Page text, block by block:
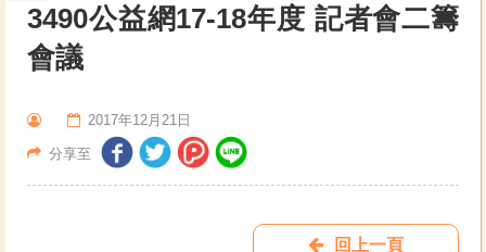
3490公益網17-18年度 記者會二籌
會議
2017年12月21日
分享至
回上一頁